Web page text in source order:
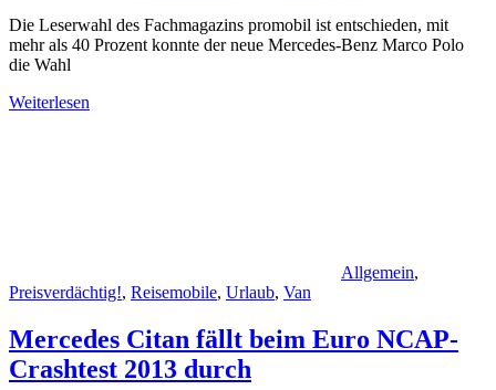
Die Leserwahl des Fachmagazins promobil ist entschieden, mit
mehr als 40 Prozent konnte der neue Mercedes-Benz Marco Polo
die Wahl
Weiterlesen
Allgemein,
Preisverdächtig!, Reisemobile, Urlaub, Van
Mercedes Citan fällt beim Euro NCAP-
Crashtest 2013 durch